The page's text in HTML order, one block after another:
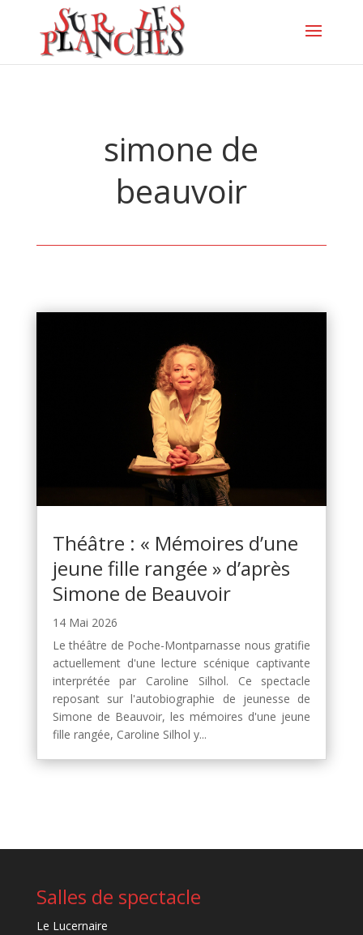
simone de
beauvoir
Théâtre : « Mémoires d’une
jeune fille rangée » d’après
Simone de Beauvoir
14 Mai 2026
Le théâtre de Poche-Montparnasse nous gratifie
actuellement d'une lecture scénique captivante
interprétée par Caroline Silhol. Ce spectacle
reposant sur l'autobiographie de jeunesse de
Simone de Beauvoir, les mémoires d'une jeune
fille rangée, Caroline Silhol y...
Salles de spectacle
Le Lucernaire